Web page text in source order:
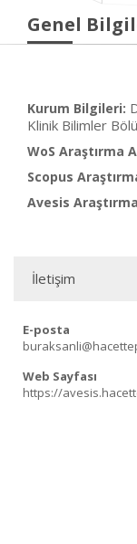
Genel
Kurum Bilgileri:
Klinik Bilimler
WoS Araştırma
Scopus
Avesis
İletişim
E-posta
Web Sayfası
https://